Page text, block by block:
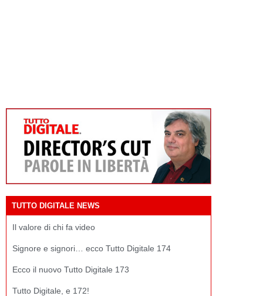
TUTTO DIGITALE NEWS
Il valore di chi fa video
Signore e signori… ecco Tutto Digitale 174
Ecco il nuovo Tutto Digitale 173
Tutto Digitale, e 172!